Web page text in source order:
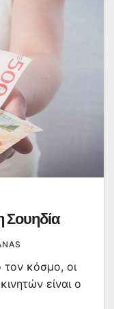
Σουηδία
τον κόσμο, οι
είναι ο